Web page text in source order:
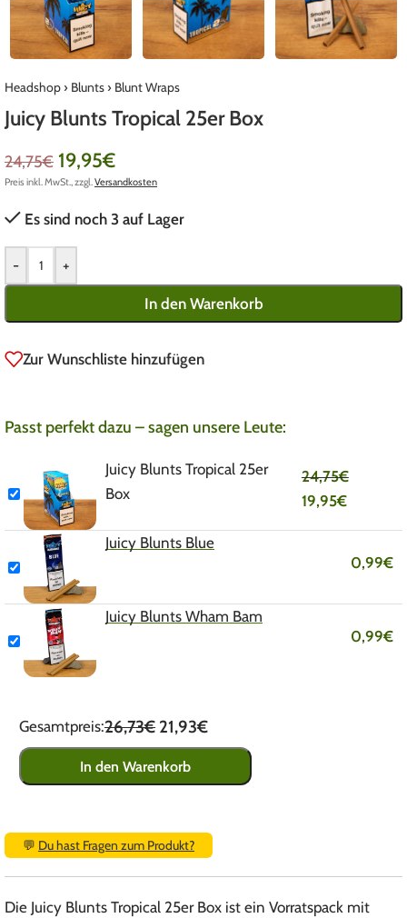
Headshop› Blunts› Blunt Wraps
Juicy Blunts Tropical 25er Box
24,75€ 19,95€
Preis inkl. MwSt., zzgl.Versandkosten
Es sind noch 3 auf Lager
- +
In den Warenkorb
Zur Wunschliste hinzufügen
Passt perfekt dazu – sagen unsere Leute:
Juicy Blunts Tropical 25er
Box
24,75€
19,95€
Juicy Blunts Blue
0,99€
Juicy Blunts Wham Bam
0,99€
Gesamtpreis:26,73€ 21,93€
In den Warenkorb
💬 Du hast Fragen zum Produkt?
Die Juicy Blunts Tropical 25er Box ist ein Vorratspack mit